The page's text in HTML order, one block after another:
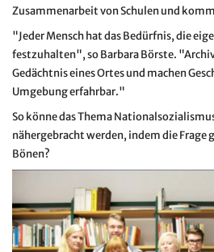
Zusammenarbeit von Schulen und
"Jeder Mensch hat das Bedürfnis, die
festzuhalten", so Barbara Börste.
Gedächtnis eines Ortes und machen
Umgebung erfahrbar."
So könne das Thema
nähergebracht werden, indem die Frage
Bönen?